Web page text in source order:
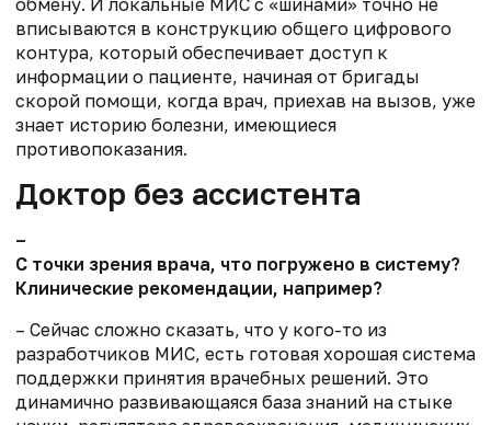
вписываются в конструкцию общего цифрового
контура, который обеспечивает доступ к
информации о пациенте, начиная от бригады
скорой помощи, когда врач, приехав на вызов, уже
знает историю болезни, имеющиеся
противопоказания.
Доктор без ассистента
–
С точки зрения врача, что погружено в систему?
Клинические рекомендации, например?
– Сейчас сложно сказать, что у кого-то из
разработчиков МИС, есть готовая хорошая система
поддержки принятия врачебных решений. Это
динамично развивающаяся база знаний на стыке